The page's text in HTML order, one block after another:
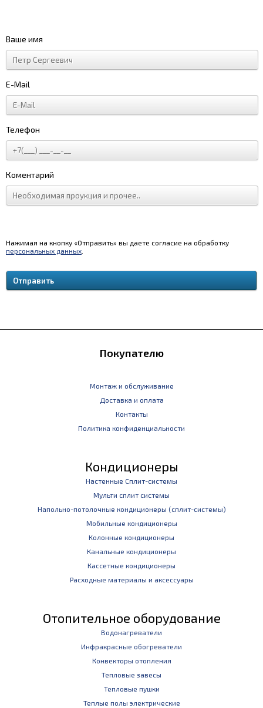
Ваше имя
E-Mail
Телефон
Коментарий
Нажимая на кнопку «Отправить» вы даете согласие на обработку
персональных данных
Покупателю
Монтаж и обслуживание
Доставка и оплата
Контакты
Политика конфиденциальности
Кондиционеры
Настенные Сплит-системы
Мульти сплит системы
Напольно-потолочные кондиционеры (сплит-системы)
Мобильные кондиционеры
Колонные кондиционеры
Канальные кондиционеры
Кассетные кондиционеры
Расходные материалы и аксессуары
Отопительное оборудование
Водонагреватели
Инфракрасные обогреватели
Конвекторы отопления
Тепловые завесы
Тепловые пушки
Теплые полы электрические